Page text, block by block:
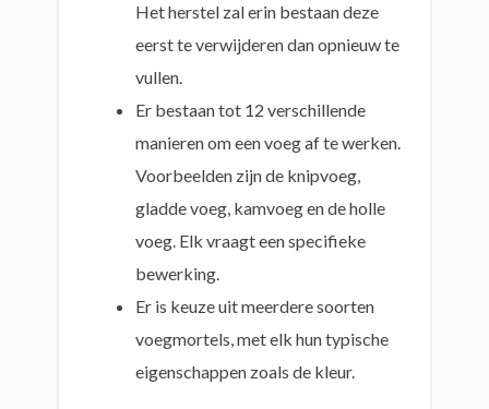
Het herstel zal erin bestaan deze
eerst te verwijderen dan opnieuw te
vullen.
Er bestaan tot 12 verschillende
manieren om een voeg af te werken.
Voorbeelden zijn de knipvoeg,
gladde voeg, kamvoeg en de holle
voeg. Elk vraagt een specifieke
bewerking.
Er is keuze uit meerdere soorten
voegmortels, met elk hun typische
eigenschappen zoals de kleur.